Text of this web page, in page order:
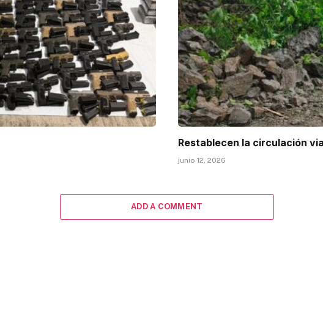
Restablecen la circulación
junio 12, 2026
ADD A COMMENT